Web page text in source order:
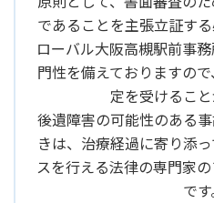
であることを主張立証す
ローバル大阪高槻駅前事
門性を備えておりますの
定を受けること
後遺障害の可能性のある
きは、治療経過に寄り添
スを行える法律の専門家
です